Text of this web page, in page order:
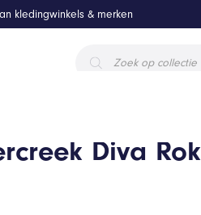
zoeken
kledingwinkels & merken
Diva Rok